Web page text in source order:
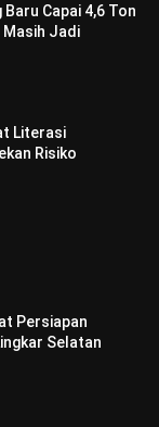
Capai 4,6 Ton
Masih Jadi
Literasi
Risiko
Persiapan
Selatan